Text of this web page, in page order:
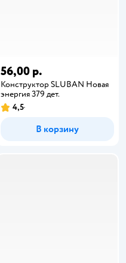
56,00 р.
Конструктор SLUBAN Новая
энергия 379 дет.
4,5
В корзину